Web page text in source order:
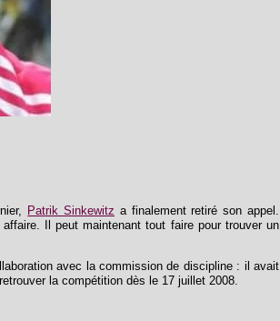
Patrik Sinkewitz a finalement retiré son appel.
Il peut maintenant tout faire pour trouver un
avec la commission de discipline : il avait
la compétition dès le 17 juillet 2008.